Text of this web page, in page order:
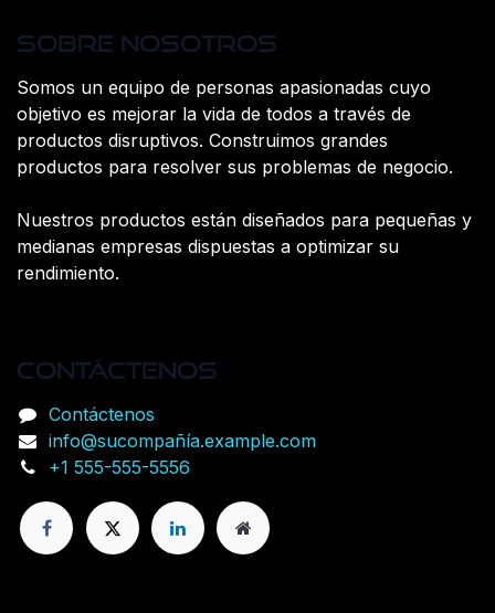
Sobre nosotros
Somos un equipo de personas apasionadas cuyo
objetivo es mejorar la vida de todos a través de
productos disruptivos. Construimos grandes
productos para resolver sus problemas de negocio.
Nuestros productos están diseñados para pequeñas y
medianas empresas dispuestas a optimizar su
rendimiento.
Contáctenos
Contáctenos
info@sucompañía.example.com
+1 555-555-5556